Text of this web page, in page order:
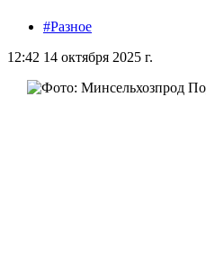
#Разное
12:42 14 октября 2025 г.